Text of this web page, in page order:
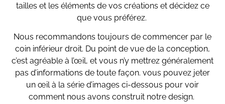
tailles et les éléments de vos créations et décidez ce
que vous préférez.
Nous recommandons toujours de commencer par le
coin inférieur droit. Du point de vue de la conception,
c’est agréable à l’œil, et vous n’y mettrez généralement
pas d’informations de toute façon. vous pouvez jeter
un œil à la série d’images ci-dessous pour voir
comment nous avons construit notre design.